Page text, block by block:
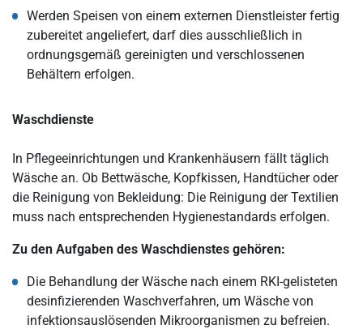
Werden Speisen von einem externen Dienstleister fertig
zubereitet angeliefert, darf dies ausschließlich in
ordnungsgemäß gereinigten und verschlossenen
Behältern erfolgen.
Waschdienste
In Pflegeeinrichtungen und Krankenhäusern fällt täglich
Wäsche an. Ob Bettwäsche, Kopfkissen, Handtücher oder
die Reinigung von Bekleidung: Die Reinigung der Textilien
muss nach entsprechenden Hygienestandards erfolgen.
Zu den Aufgaben des Waschdienstes gehören:
Die Behandlung der Wäsche nach einem RKI-gelisteten
desinfizierenden Waschverfahren, um Wäsche von
infektionsauslösenden Mikroorganismen zu befreien.